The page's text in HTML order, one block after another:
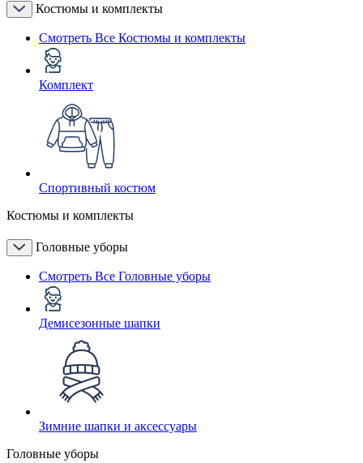
Костюмы и комплекты
Смотреть Все Костюмы и комплекты
Комплект
Спортивный костюм
Костюмы и комплекты
Головные уборы
Смотреть Все Головные уборы
Демисезонные шапки
Зимние шапки и аксессуары
Головные уборы